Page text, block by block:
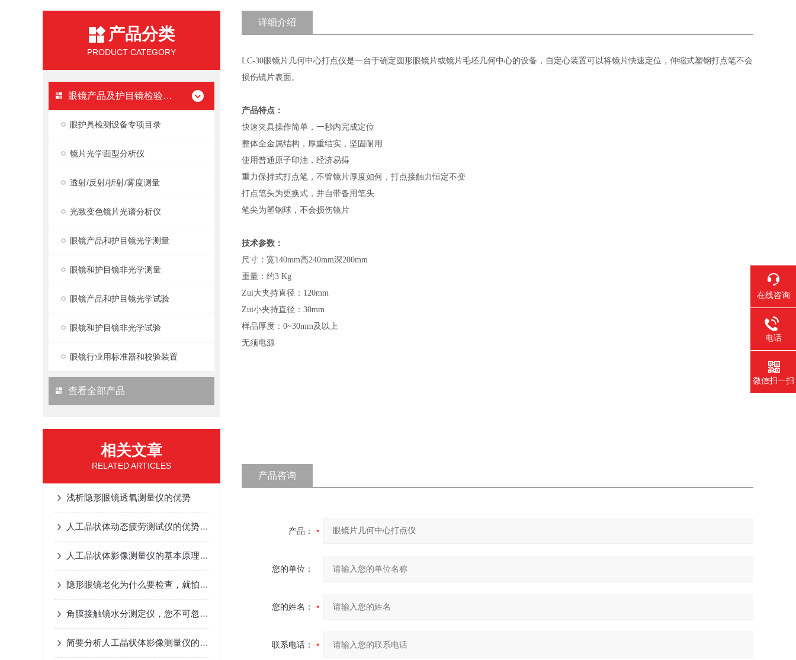
产品分类
PRODUCT CATEGORY
眼镜产品及护目镜检验设备
眼护具检测设备专项目录
镜片光学面型分析仪
透射/反射/折射/雾度测量
光致变色镜片光谱分析仪
眼镜产品和护目镜光学测量
眼镜和护目镜非光学测量
眼镜产品和护目镜光学试验
眼镜和护目镜非光学试验
眼镜行业用标准器和校验装置
查看全部产品
相关文章
RELATED ARTICLES
浅析隐形眼镜透氧测量仪的优势
人工晶状体动态疲劳测试仪的优势及应用范围
人工晶状体影像测量仪的基本原理与应用
隐形眼镜老化为什么要检查，就怕出现这些危害啊
角膜接触镜水分测定仪，您不可忽视的特点
简要分析人工晶状体影像测量仪的功能特点
详细介绍
LC-30眼镜片几何中心打点仪是一台于确定圆形眼镜片或镜片毛坯几何中心的设备，自定心装置可以将镜片快速定位，伸缩式塑钢打点笔不会
损伤镜片表面。
产品特点：
快速夹具操作简单，一秒内完成定位
整体全金属结构，厚重结实，坚固耐用
使用普通原子印油，经济易得
重力保持式打点笔，不管镜片厚度如何，打点接触力恒定不变
打点笔头为更换式，并自带备用笔头
笔尖为塑钢球，不会损伤镜片
技术参数：
尺寸：宽140mm高240mm深200mm
重量：约3 Kg
Zui大夹持直径：120mm
Zui小夹持直径：30mm
样品厚度：0~30mm及以上
无须电源
产品咨询
产品：
您的单位：
您的姓名：
联系电话：
在线咨询
电话
微信扫一扫